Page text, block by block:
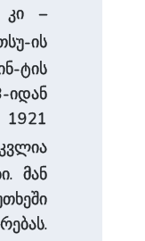
კი –
ის
ტის
იდან
მან